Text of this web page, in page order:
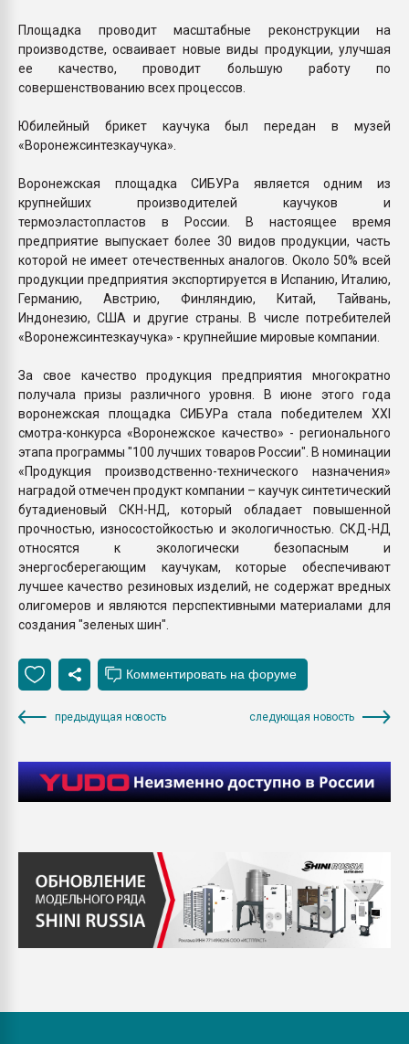
Площадка проводит масштабные реконструкции на
производстве, осваивает новые виды продукции, улучшая
ее качество, проводит большую работу по
совершенствованию всех процессов.
Юбилейный брикет каучука был передан в музей
«Воронежсинтезкаучука».
Воронежская площадка СИБУРа является одним из
крупнейших производителей каучуков и
термоэластопластов в России. В настоящее время
предприятие выпускает более 30 видов продукции, часть
которой не имеет отечественных аналогов. Около 50% всей
продукции предприятия экспортируется в Испанию, Италию,
Германию, Австрию, Финляндию, Китай, Тайвань,
Индонезию, США и другие страны. В числе потребителей
«Воронежсинтезкаучука» - крупнейшие мировые компании.
За свое качество продукция предприятия многократно
получала призы различного уровня. В июне этого года
воронежская площадка СИБУРа стала победителем XXI
смотра-конкурса «Воронежское качество» - регионального
этапа программы "100 лучших товаров России". В номинации
«Продукция производственно-технического назначения»
наградой отмечен продукт компании – каучук синтетический
бутадиеновый СКН-НД, который обладает повышенной
прочностью, износостойкостью и экологичностью. СКД-НД
относятся к экологически безопасным и
энергосберегающим каучукам, которые обеспечивают
лучшее качество резиновых изделий, не содержат вредных
олигомеров и являются перспективными материалами для
создания "зеленых шин".
предыдущая новость следующая новость